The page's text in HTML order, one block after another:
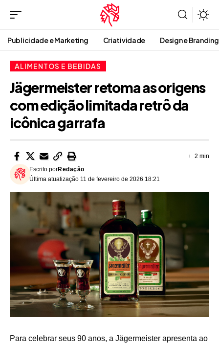
Publicidade e Marketing Criatividade Design e Branding
ALIMENTOS E BEBIDAS
Jägermeister retoma as origens
com edição limitada retrô da
icônica garrafa
Última atualização 11 de fevereiro de 2026 18:21
Escrito porRedação
2 min
Para celebrar seus 90 anos, a Jägermeister apresenta ao